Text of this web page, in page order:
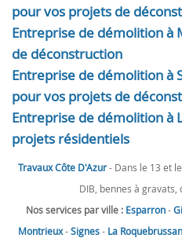
pour vos projets de
Entreprise de démolition à
de déconstruction
Entreprise de démolition à
pour vos projets de
Entreprise de démolition à
projets résidentiels
Travaux Côte D'Azur- Dans le 13 et
DIB, bennes à
Nos services par ville : Esparron-
Montrieux-Signes- La